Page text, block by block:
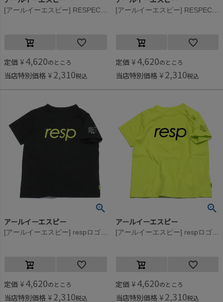
[アールイーエスピー] RESPECT Tee ブラック
定価 ¥ 4,620のところ
当店特別価格 ¥ 2,310税込
[アールイーエスピー] RESPECT Tee ホワイト
定価 ¥ 4,620のところ
当店特別価格 ¥ 2,310税込
アールイーエスピー
[アールイーエスピー] respロゴTee ブラック
定価 ¥ 4,620のところ
当店特別価格 ¥ 2,310税込
アールイーエスピー
[アールイーエスピー] respロゴTee ライム
定価 ¥ 4,620のところ
当店特別価格 ¥ 2,310税込